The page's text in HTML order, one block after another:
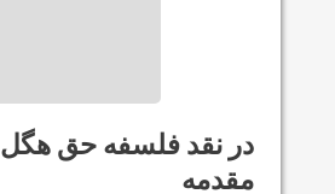
در نقد فلسفه حق هگل
مقدمه